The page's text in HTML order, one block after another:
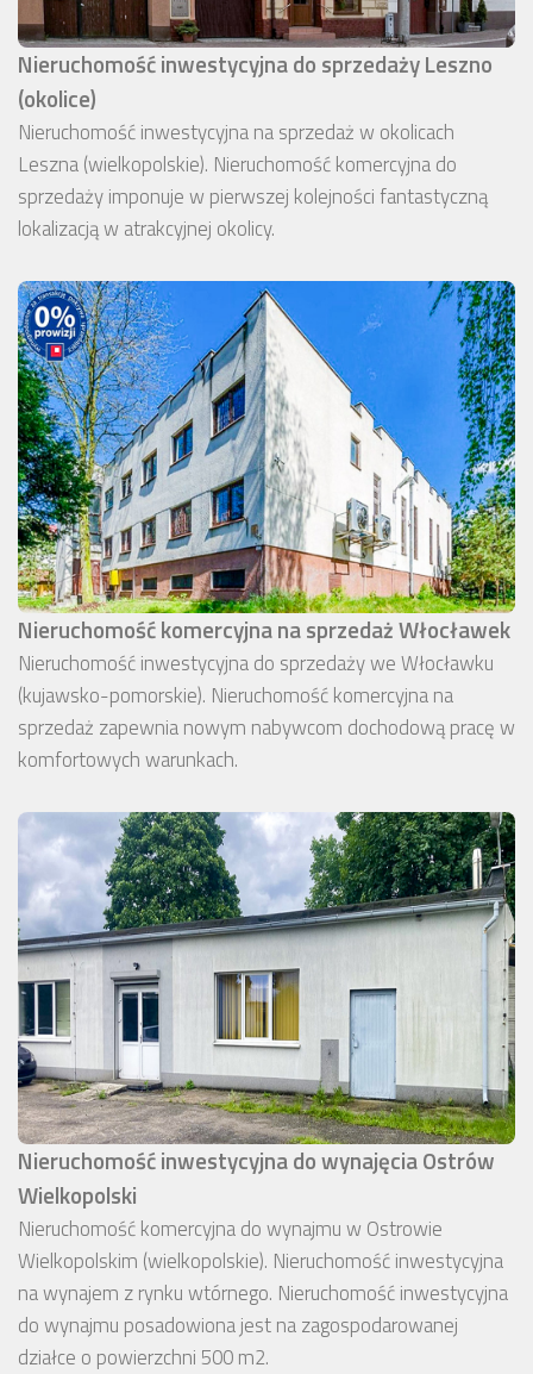
Nieruchomość inwestycyjna do sprzedaży Leszno
(okolice)
Nieruchomość inwestycyjna na sprzedaż w okolicach
Leszna (wielkopolskie). Nieruchomość komercyjna do
sprzedaży imponuje w pierwszej kolejności fantastyczną
lokalizacją w atrakcyjnej okolicy.
Nieruchomość komercyjna na sprzedaż Włocławek
Nieruchomość inwestycyjna do sprzedaży we Włocławku
(kujawsko-pomorskie). Nieruchomość komercyjna na
sprzedaż zapewnia nowym nabywcom dochodową pracę w
komfortowych warunkach.
Nieruchomość inwestycyjna do wynajęcia Ostrów
Wielkopolski
Nieruchomość komercyjna do wynajmu w Ostrowie
Wielkopolskim (wielkopolskie). Nieruchomość inwestycyjna
na wynajem z rynku wtórnego. Nieruchomość inwestycyjna
do wynajmu posadowiona jest na zagospodarowanej
działce o powierzchni 500 m2.